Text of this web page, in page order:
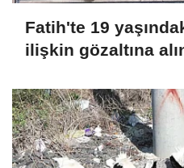
Fatih'te 19
ilişkin gözaltına